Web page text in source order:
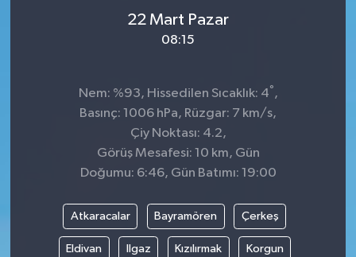
22 Mart Pazar
08:15
Nem: %93, Hissedilen Sıcaklık: 4°,
Basınç: 1006 hPa, Rüzgar: 7 km/s,
Çiy Noktası: 4.2,
Görüş Mesafesi: 10 km, Gün
Doğumu: 6:46, Gün Batımı: 19:00
Atkaracalar Bayramören Çerkeş
Eldivan Ilgaz Kızılırmak Korgun